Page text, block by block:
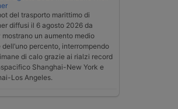
del trasporto marittimo di
diffusi il 6 agosto 2026 da
mostrano un aumento medio
dell’uno percento, interrompendo
di calo grazie ai rialzi record
Shanghai-New York e
Los Angeles.